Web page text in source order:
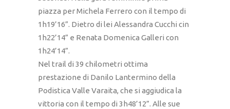
piazza per Michela Ferrero con il tempo di
1h19’16”. Dietro di lei Alessandra Cucchi cin
1h22’14” e Renata Domenica Galleri con
1h24’14”.
Nel trail di 39 chilometri ottima
prestazione di Danilo Lantermino della
Podistica Valle Varaita, che si aggiudica la
vittoria con il tempo di 3h48’12”. Alle sue